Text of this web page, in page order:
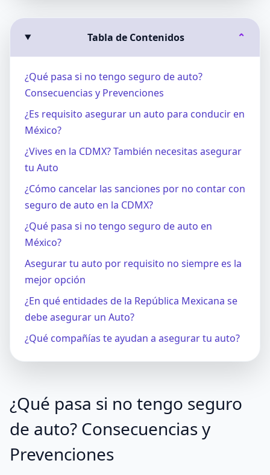
Tabla de Contenidos ⌄
¿Qué pasa si no tengo seguro de auto?
Consecuencias y Prevenciones
¿Es requisito asegurar un auto para conducir en
México?
¿Vives en la CDMX? También necesitas asegurar
tu Auto
¿Cómo cancelar las sanciones por no contar con
seguro de auto en la CDMX?
¿Qué pasa si no tengo seguro de auto en
México?
Asegurar tu auto por requisito no siempre es la
mejor opción
¿En qué entidades de la República Mexicana se
debe asegurar un Auto?
¿Qué compañías te ayudan a asegurar tu auto?
¿Qué pasa si no tengo seguro
de auto? Consecuencias y
Prevenciones